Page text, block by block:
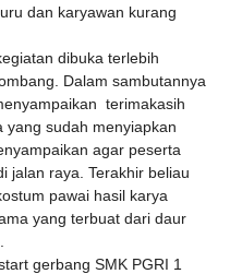
dan karyawan kurang
dibuka terlebih
Dalam sambutannya
terimakasih
yang sudah menyiapkan
agar peserta
jalan raya. Terakhir beliau
pawai hasil karya
yang terbuat dari daur
gerbang SMK PGRI 1